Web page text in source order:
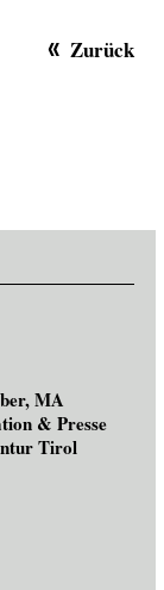
Zurück
MA
& Presse
Tirol